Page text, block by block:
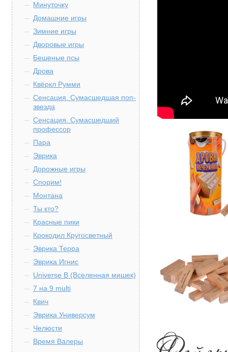
Минуточку
Домашние игры
Зимние игры
Дворовые игры
Бешеные псы
Дрова
Квёркл Румми
Сенсация. Сумасшедшая поп-
звезда
Сенсация. Сумасшедший
профессор
Пара
Эврика
Дорожные игры
Спорим!
Монтана
Ты кто?
Красные пики
Крокодил Кругосветный
Эврика Терра
Эврика Игнис
Universe B (Вселенная мишек)
7 на 9 multi
Квич
Эврика Универсум
Челюсти
Время Валеры